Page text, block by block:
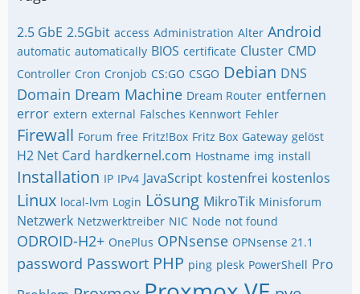
2.5 GbE 2.5Gbit access Administration Alter Android
automatic automatically BIOS certificate Cluster CMD
Controller Cron Cronjob CS:GO CSGO Debian DNS
Domain Dream Machine Dream Router entfernen
error extern external Falsches Kennwort Fehler
Firewall Forum free Fritz!Box Fritz Box Gateway gelöst
H2 Net Card hardkernel.com Hostname img install
Installation IP IPv4 JavaScript kostenfrei kostenlos
Linux local-lvm Login Lösung MikroTik Minisforum
Netzwerk Netzwerktreiber NIC Node not found
ODROID-H2+ OnePlus OPNsense OPNsense 21.1
password Passwort PHP ping plesk PowerShell Pro